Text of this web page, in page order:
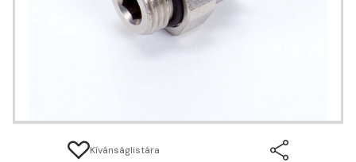
Kívánságlistára